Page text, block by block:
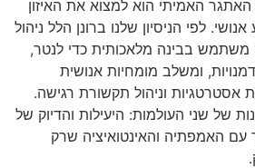
האתגר האמיתי הוא למצוא את האיזון
אנושי. לפי הניסיון שלנו ברונן הלל ניהול
משתמש בבינה מלאכותית כדי לנטר,
ומשלב מומחיות אנושית
וניהול תקשורת רגישה.
של שני העולמות: היעילות והדיוק של
עם האמפתיה והאינטואיציה שרק